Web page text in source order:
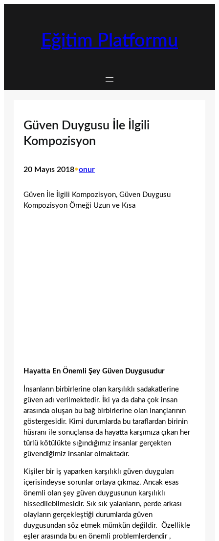
Eğitim Platformu
Güven Duygusu İle İlgili
Kompozisyon
20 Mayıs 2018•onur
Güven İle İlgili Kompozisyon, Güven Duygusu
Kompozisyon Örneği Uzun ve Kısa
Hayatta En Önemli Şey Güven Duygusudur
İnsanların birbirlerine olan karşılıklı sadakatlerine
güven adı verilmektedir. İki ya da daha çok insan
arasında oluşan bu bağ birbirlerine olan inançlarının
göstergesidir. Kimi durumlarda bu taraflardan birinin
hüsranı ile sonuçlansa da hayatta karşımıza çıkan her
türlü kötülükte sığındığımız insanlar gerçekten
güvendiğimiz insanlar olmaktadır.
Kişiler bir iş yaparken karşılıklı güven duyguları
içerisindeyse sorunlar ortaya çıkmaz. Ancak esas
önemli olan şey güven duygusunun karşılıklı
hissedilebilmesidir. Sık sık yalanların, perde arkası
olayların gerçekleştiği durumlarda güven
duygusundan söz etmek mümkün değildir. Özellikle
eşler arasında bu en önemli problemlerdendir ,